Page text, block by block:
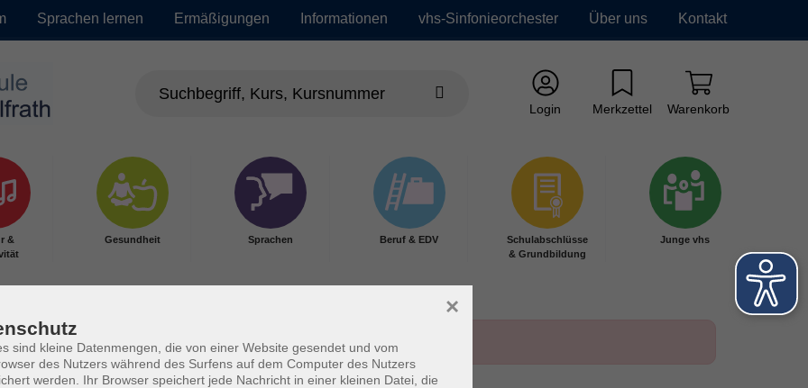
Sprachen lernen Ermäßigungen Informationen vhs-Sinfonieorchester Über uns Kontakt
Login Merkzettel Warenkorb
&
Gesundheit Sprachen Beruf & EDV
Schulabschlüsse
& Grundbildung
Junge vhs
sind kleine Datenmengen, die von einer Website gesendet und vom
des Nutzers während des Surfens auf dem Computer des Nutzers
werden. Ihr Browser speichert jede Nachricht in einer kleinen Datei, die
×